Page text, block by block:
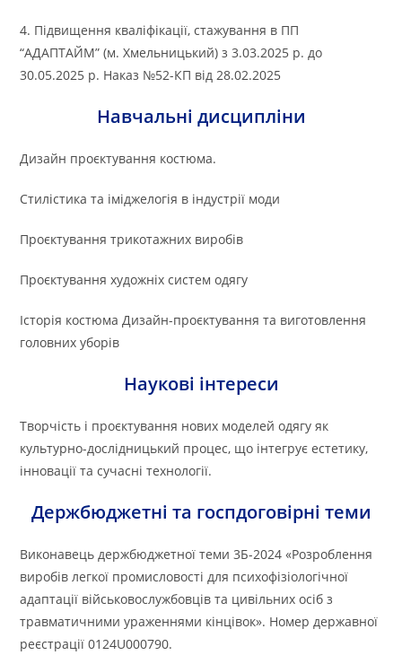
4. Підвищення кваліфікації, стажування в ПП
“АДАПТАЙМ” (м. Хмельницький) з 3.03.2025 р. до
30.05.2025 р. Наказ №52-КП від 28.02.2025
Навчальні дисципліни
Дизайн проєктування костюма.
Стилістика та іміджелогія в індустрії моди
Проєктування трикотажних виробів
Проєктування художніх систем одягу
Історія костюма Дизайн-проєктування та виготовлення
головних уборів
Наукові інтереси
Творчість і проєктування нових моделей одягу як
культурно-дослідницький процес, що інтегрує естетику,
інновації та сучасні технології.
Держбюджетні та госпдоговірні теми
Виконавець держбюджетної теми 3Б-2024 «Розроблення
виробів легкої промисловості для психофізіологічної
адаптації військовослужбовців та цивільних осіб з
травматичними ураженнями кінцівок». Номер державної
реєстрації 0124U000790.